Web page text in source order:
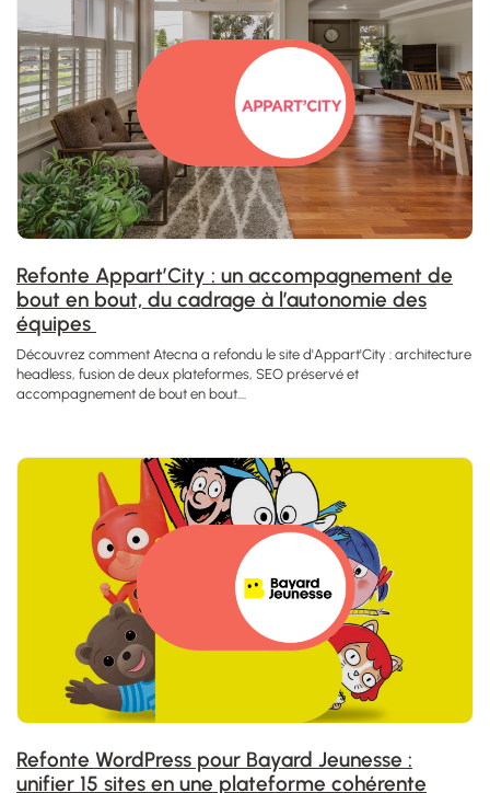
Refonte Appart’City : un accompagnement de
bout en bout, du cadrage à l’autonomie des
équipes
Découvrez comment Atecna a refondu le site d'Appart'City : architecture
headless, fusion de deux plateformes, SEO préservé et
accompagnement de bout en bout....
Refonte WordPress pour Bayard Jeunesse :
unifier 15 sites en une plateforme cohérente